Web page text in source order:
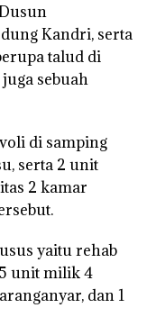
Kandri, serta
talud di
sebuah
di samping
serta 2 unit
2 kamar
yaitu rehab
unit milik 4
dan 1